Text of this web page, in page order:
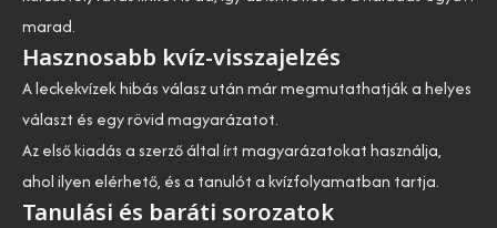
marad.
Hasznosabb kvíz-visszajelzés
A leckekvízek hibás válasz után már megmutathatják a helyes
választ és egy rövid magyarázatot.
Az első kiadás a szerző által írt magyarázatokat használja,
ahol ilyen elérhető, és a tanulót a kvízfolyamatban tartja.
Tanulási és baráti sorozatok